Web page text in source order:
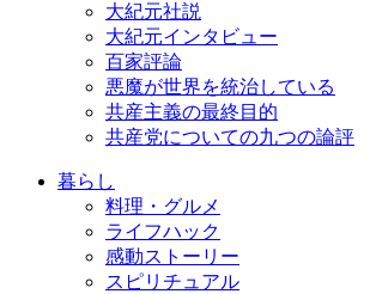
大紀元社説
大紀元インタビュー
百家評論
悪魔が世界を統治している
共産主義の最終目的
共産党についての九つの論評
暮らし
料理・グルメ
ライフハック
感動ストーリー
スピリチュアル